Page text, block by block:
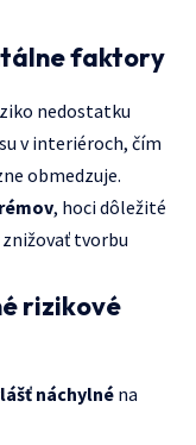
faktory
nedostatku
v interiéroch, čím
obmedzuje.
, hoci dôležité
tvorbu
rizikové
náchylné na